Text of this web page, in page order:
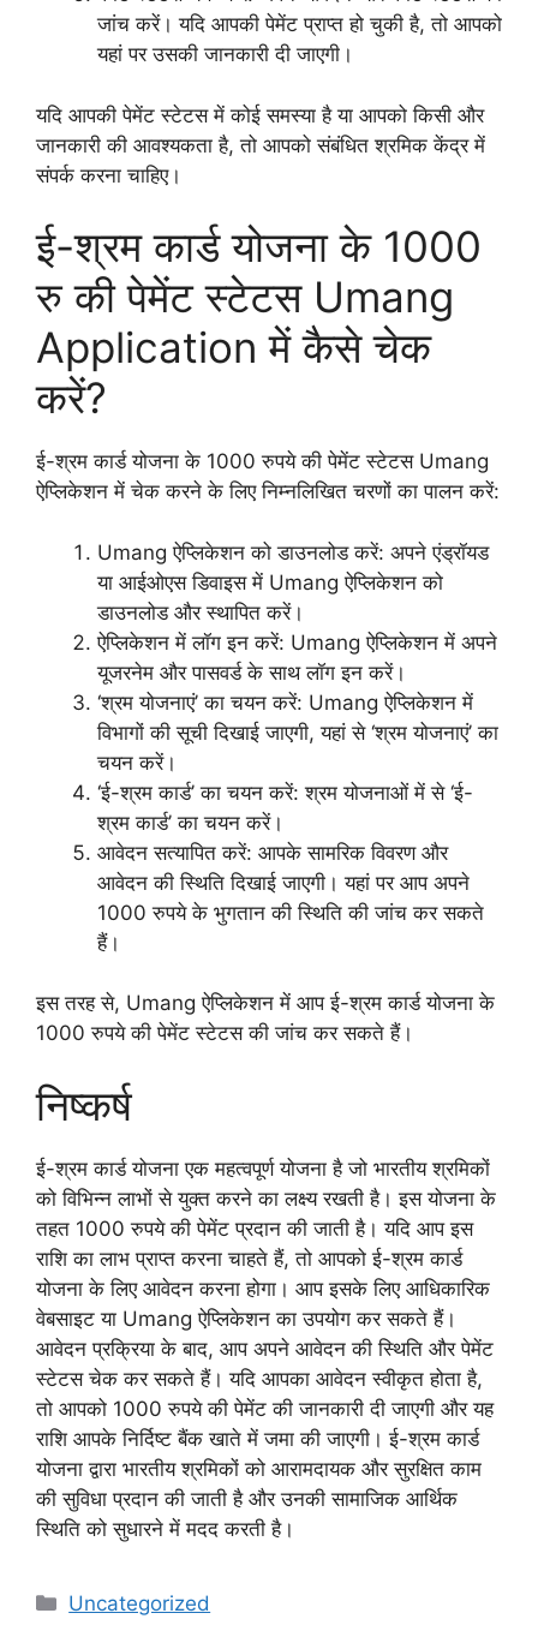
जांच करें। यदि आपकी पेमेंट प्राप्त हो चुकी है, तो आपको
यहां पर उसकी जानकारी दी जाएगी।
यदि आपकी पेमेंट स्टेटस में कोई समस्या है या आपको किसी और
जानकारी की आवश्यकता है, तो आपको संबंधित श्रमिक केंद्र में
संपर्क करना चाहिए।
ई-श्रम कार्ड योजना के 1000
रु की पेमेंट स्टेटस Umang
Application में कैसे चेक
करें?
ई-श्रम कार्ड योजना के 1000 रुपये की पेमेंट स्टेटस Umang
ऐप्लिकेशन में चेक करने के लिए निम्नलिखित चरणों का पालन करें:
Umang ऐप्लिकेशन को डाउनलोड करें: अपने एंड्रॉयड
या आईओएस डिवाइस में Umang ऐप्लिकेशन को
डाउनलोड और स्थापित करें।
ऐप्लिकेशन में लॉग इन करें: Umang ऐप्लिकेशन में अपने
यूजरनेम और पासवर्ड के साथ लॉग इन करें।
‘श्रम योजनाएं’ का चयन करें: Umang ऐप्लिकेशन में
विभागों की सूची दिखाई जाएगी, यहां से ‘श्रम योजनाएं’ का
चयन करें।
‘ई-श्रम कार्ड’ का चयन करें: श्रम योजनाओं में से ‘ई-
श्रम कार्ड’ का चयन करें।
आवेदन सत्यापित करें: आपके सामरिक विवरण और
आवेदन की स्थिति दिखाई जाएगी। यहां पर आप अपने
1000 रुपये के भुगतान की स्थिति की जांच कर सकते
हैं।
इस तरह से, Umang ऐप्लिकेशन में आप ई-श्रम कार्ड योजना के
1000 रुपये की पेमेंट स्टेटस की जांच कर सकते हैं।
निष्कर्ष
ई-श्रम कार्ड योजना एक महत्वपूर्ण योजना है जो भारतीय श्रमिकों
को विभिन्न लाभों से युक्त करने का लक्ष्य रखती है। इस योजना के
तहत 1000 रुपये की पेमेंट प्रदान की जाती है। यदि आप इस
राशि का लाभ प्राप्त करना चाहते हैं, तो आपको ई-श्रम कार्ड
योजना के लिए आवेदन करना होगा। आप इसके लिए आधिकारिक
वेबसाइट या Umang ऐप्लिकेशन का उपयोग कर सकते हैं।
आवेदन प्रक्रिया के बाद, आप अपने आवेदन की स्थिति और पेमेंट
स्टेटस चेक कर सकते हैं। यदि आपका आवेदन स्वीकृत होता है,
तो आपको 1000 रुपये की पेमेंट की जानकारी दी जाएगी और यह
राशि आपके निर्दिष्ट बैंक खाते में जमा की जाएगी। ई-श्रम कार्ड
योजना द्वारा भारतीय श्रमिकों को आरामदायक और सुरक्षित काम
की सुविधा प्रदान की जाती है और उनकी सामाजिक आर्थिक
स्थिति को सुधारने में मदद करती है।
Categories
Uncategorized